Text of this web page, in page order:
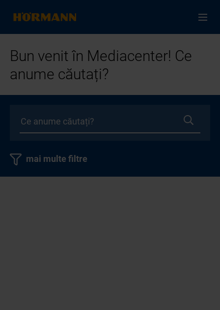
Bun venit în Mediacenter! Ce
anume căutați?
mai multe filtre